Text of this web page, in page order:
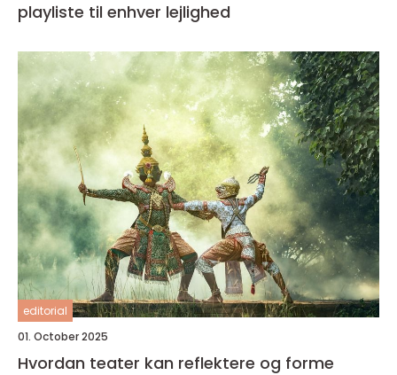
playliste til enhver lejlighed
editorial
01. October 2025
Hvordan teater kan reflektere og forme